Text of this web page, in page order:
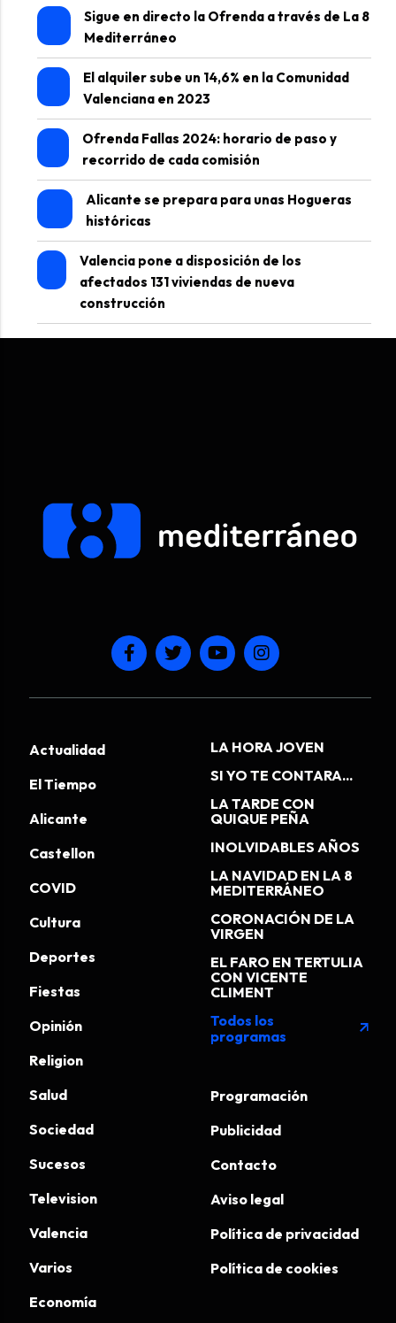
Sigue en directo la Ofrenda a través de La 8
Mediterráneo
El alquiler sube un 14,6% en la Comunidad
Valenciana en 2023
Ofrenda Fallas 2024: horario de paso y
recorrido de cada comisión
Alicante se prepara para unas Hogueras
históricas
Valencia pone a disposición de los
afectados 131 viviendas de nueva
construcción
Actualidad
El Tiempo
Alicante
Castellon
COVID
Cultura
Deportes
Fiestas
Opinión
Religion
Salud
Sociedad
Sucesos
Television
Valencia
Varios
Economía
LA HORA JOVEN
SI YO TE CONTARA...
LA TARDE CON
QUIQUE PEÑA
INOLVIDABLES AÑOS
LA NAVIDAD EN LA 8
MEDITERRÁNEO
CORONACIÓN DE LA
VIRGEN
EL FARO EN TERTULIA
CON VICENTE
CLIMENT
Todos los
programas
arrow_outward
Programación
Publicidad
Contacto
Aviso legal
Política de privacidad
Política de cookies